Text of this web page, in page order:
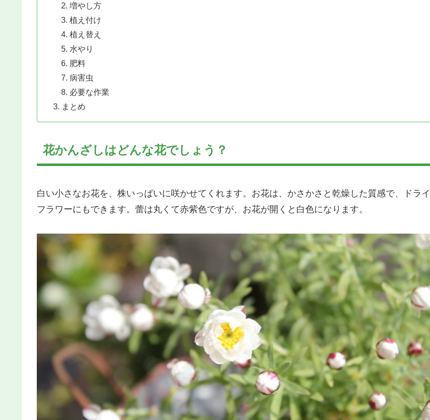
増やし方
植え付け
植え替え
水やり
肥料
病害虫
必要な作業
まとめ
花かんざしはどんな花でしょう？
白い小さなお花を、株いっぱいに咲かせてくれます。お花は、かさかさと乾燥した質感で、ドライ
フラワーにもできます。蕾は丸くて赤紫色ですが、お花が開くと白色になります。